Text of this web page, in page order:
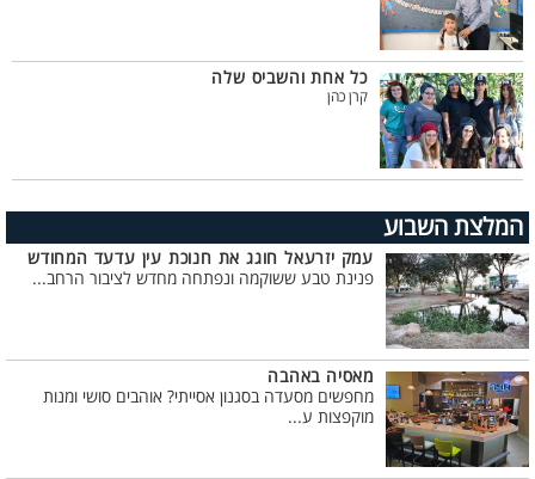
כל אחת והשביס שלה
קרן כהן
המלצת השבוע
עמק יזרעאל חוגג את חנוכת עין עדעד המחודש
פנינת טבע ששוקמה ונפתחה מחדש לציבור הרחב...
מאסיה באהבה
מחפשים מסעדה בסגנון אסייתי? אוהבים סושי ומנות
מוקפצות ע...